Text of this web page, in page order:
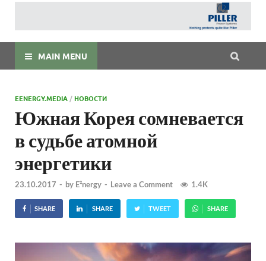
MAIN MENU
EENERGY.MEDIA /НОВОСТИ
Южная Корея сомневается
в судьбе атомной
энергетики
23.10.2017 - by E²nergy - Leave a Comment 1.4K
SHARE SHARE TWEET SHARE